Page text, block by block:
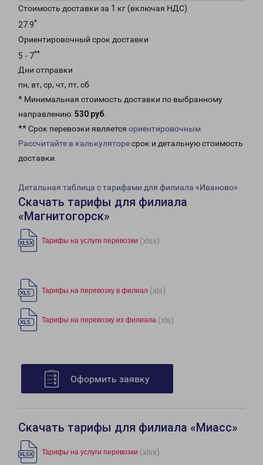
Стоимость доставки за 1 кг (включая НДС)
27.9*
Ориентировочный срок доставки
5 - 7**
Дни отправки
пн, вт, ср, чт, пт, сб
* Минимальная стоимость доставки по выбранному
направлению: 530 руб.
** Срок перевозки является ориентировочным
Рассчитайте в калькуляторесрок и детальную стоимость
доставки.
Детальная таблица с тарифами для филиала «Иваново»
Скачать тарифы для филиала
«Магнитогорск»
Тарифы на услуги перевозки (xlsx)
Тарифы на перевозку в филиал (xls)
Тарифы на перевозку из филиала (xls)
Оформить заявку
Скачать тарифы для филиала «Миасс»
Тарифы на услуги перевозки (xlsx)